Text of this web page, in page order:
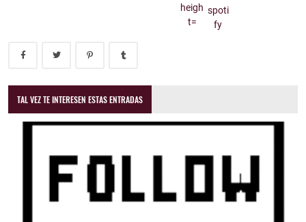
TAL VEZ TE INTERESEN ESTAS ENTRADAS